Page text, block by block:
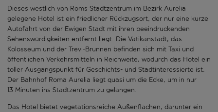
Dieses westlich von Roms Stadtzentrum im Bezirk Aurelia
gelegene Hotel ist ein friedlicher Rückzugsort, der nur eine kurze
Autofahrt von der Ewigen Stadt mit ihren beeindruckenden
Sehenswürdigkeiten entfernt liegt. Die Vatikanstadt, das
Kolosseum und der Trevi-Brunnen befinden sich mit Taxi und
öffentlichen Verkehrsmitteln in Reichweite, wodurch das Hotel ein
toller Ausgangspunkt für Geschichts- und Stadtinteressierte ist.
Der Bahnhof Roma Aurelia liegt quasi um die Ecke, um in nur
13 Minuten ins Stadtzentrum zu gelangen.
Das Hotel bietet vegetationsreiche Außenflächen, darunter ein